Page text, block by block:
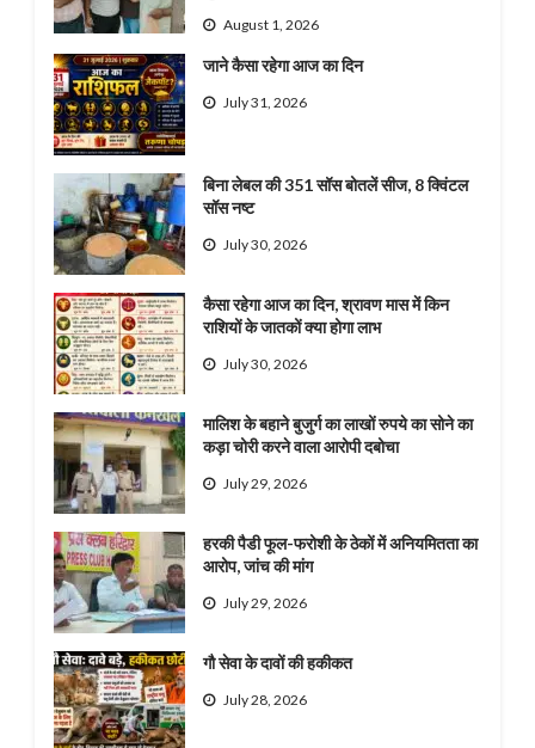
August 1, 2026
जाने कैसा रहेगा आज का दिन
July 31, 2026
बिना लेबल की 351 सॉस बोतलें सीज, 8 क्विंटल
सॉस नष्ट
July 30, 2026
कैसा रहेगा आज का दिन, श्रावण मास में किन
राशियों के जातकों क्या होगा लाभ
July 30, 2026
मालिश के बहाने बुजुर्ग का लाखों रुपये का सोने का
कड़ा चोरी करने वाला आरोपी दबोचा
July 29, 2026
हरकी पैडी फूल-फरोशी के ठेकों में अनियमितता का
आरोप, जांच की मांग
July 29, 2026
गौ सेवा के दावों की हकीकत
July 28, 2026